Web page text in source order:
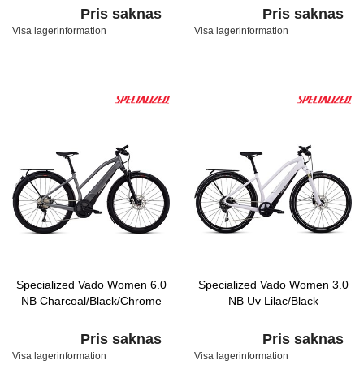
Pris saknas
Visa lagerinformation
Pris saknas
Visa lagerinformation
Specialized Vado Women 6.0
NB Charcoal/Black/Chrome
Pris saknas
Visa lagerinformation
Specialized Vado Women 3.0
NB Uv Lilac/Black
Pris saknas
Visa lagerinformation